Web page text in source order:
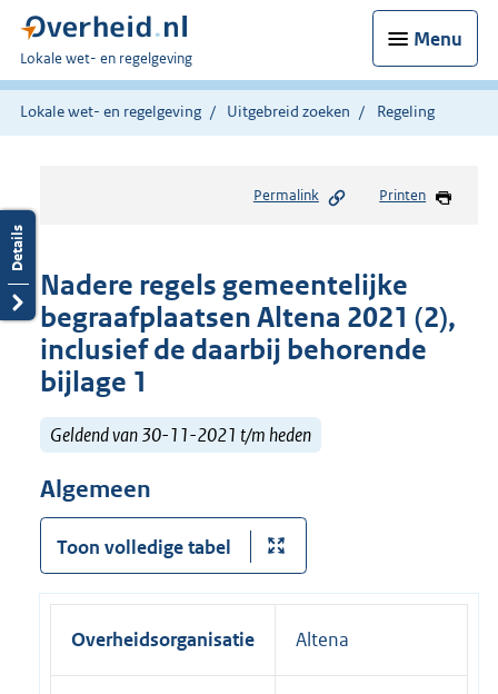
Menu
U
bent
hier:
Lokale wet- en regelgeving
Lokale wet- en regelgeving Uitgebreid zoeken Regeling
Permalink Printen
Nadere regels gemeentelijke
begraafplaatsen Altena 2021 (2),
inclusief de daarbij behorende
bijlage 1
Geldend van 30-11-2021 t/m heden
Algemeen
Toon volledige tabel
Overheidsorganisatie Altena